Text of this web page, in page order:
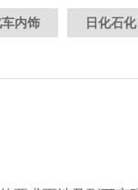
内饰 日化石化